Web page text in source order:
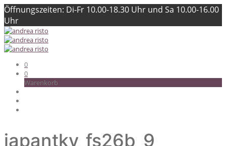
Öffnungszeiten: Di-Fr 10.00-18.30 Uhr und Sa 10.00-16.00
Uhr
0
0
Warenkorb
japantky_fs26b_9